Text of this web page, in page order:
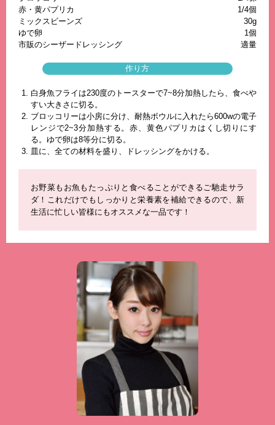
赤・黄パプリカ
1/4個
ミックスビーンズ
30g
ゆで卵
1個
市販のシーザードレッシング
適量
作り方
白身魚フライは230度のトースターで7~8分加熱したら、食べや
すい大きさに切る。
ブロッコリーは小房に分け、耐熱ボウルに入れたら600wの電子
レンジで2~3分加熱する。赤、黄色パプリカはくし切りにす
る。ゆで卵は8等分に切る。
皿に、全ての材料を盛り、ドレッシングをかける。
お野菜もお魚もたっぷりと食べることができるご馳走サラ
ダ！これだけでもしっかりと栄養素を補給できるので、新
生活に忙しい皆様にもオススメな一品です！